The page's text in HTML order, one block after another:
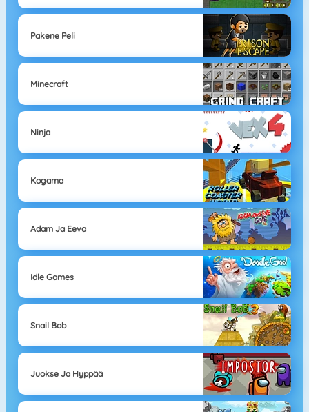
Pakene Peli
Minecraft
Ninja
Kogama
Adam Ja Eeva
Idle Games
Snail Bob
Juokse Ja Hyppää